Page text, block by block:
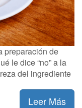
preparación de
le dice “no” a la
del ingrediente
Leer Más